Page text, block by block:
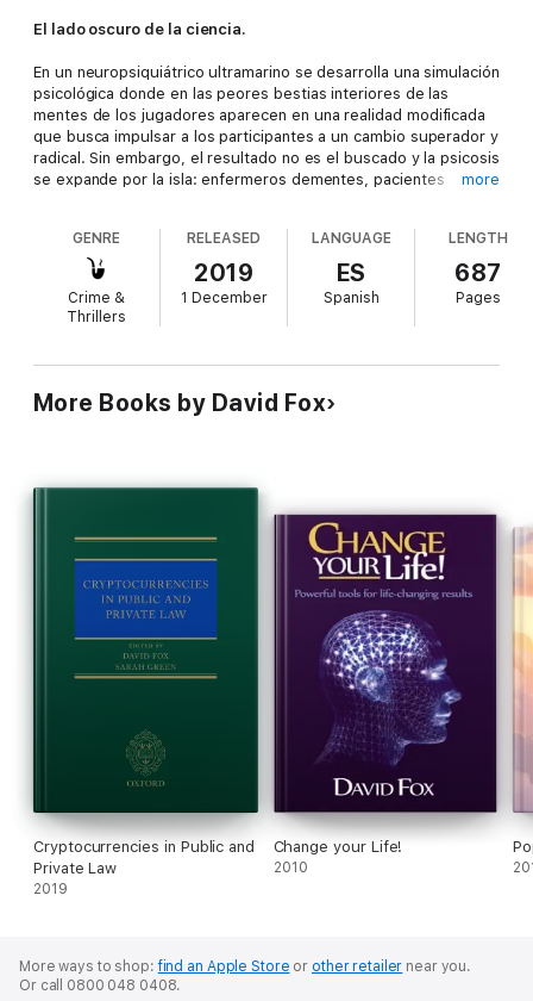
El lado oscuro de la ciencia.
En un neuropsiquiátrico ultramarino se desarrolla una simulación
psicológica donde en las peores bestias interiores de las
mentes de los jugadores aparecen en una realidad modificada
que busca impulsar a los participantes a un cambio superador y
radical. Sin embargo, el resultado no es el buscado y la psicosis
se expande por la isla: enfermeros dementes, pacientes
participar de este oscuro juego psicológico para luchar por sus
more
GENRE
Crime &
Thrillers
RELEASED
2019
1 December
LANGUAGE
ES
Spanish
LENGTH
687
Pages
More Books by David Fox
Cryptocurrencies in Public and
Private Law
2019
Change your Life!
2010
More ways to shop:find an Apple Store or other retailer near you.
Or call 0800 048 0408.